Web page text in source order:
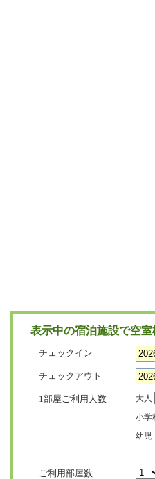
表示中の宿泊施設で空室
チェックイン
チェックアウト
1部屋ご利用人数 大人
小学
幼児
ご利用部屋数